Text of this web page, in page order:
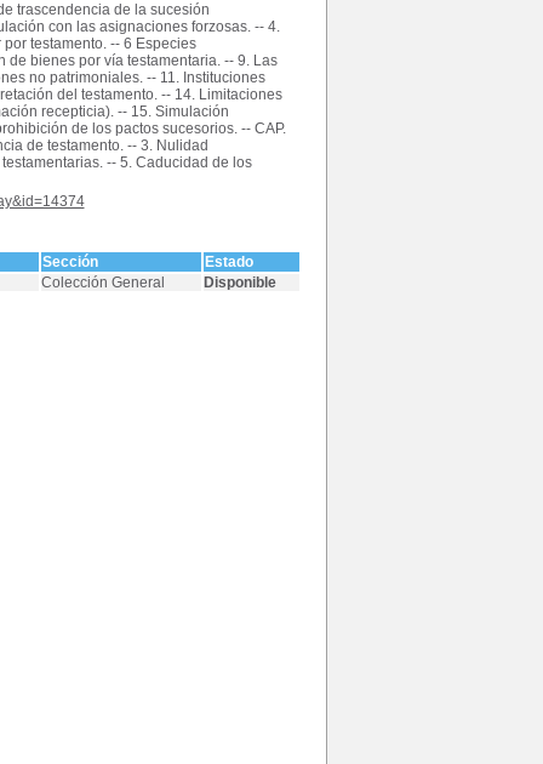
trascendencia de la sucesión
con las asignaciones forzosas. -- 4.
testamento. -- 6 Especies
de bienes por vía testamentaria. -- 9. Las
no patrimoniales. -- 11. Instituciones
del testamento. -- 14. Limitaciones
recepticia). -- 15. Simulación
de los pactos sucesorios. -- CAP.
de testamento. -- 3. Nulidad
-- 5. Caducidad de los
Sección
Estado
Colección General
Disponible